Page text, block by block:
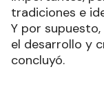
tradiciones e
Y por
el desarrollo y
concluyó.